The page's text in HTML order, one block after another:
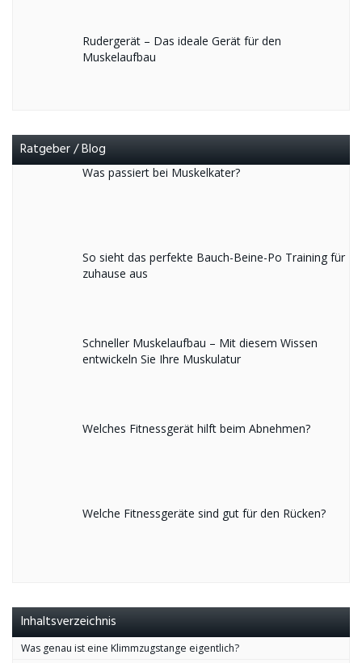
Rudergerät – Das ideale Gerät für den
Muskelaufbau
Ratgeber / Blog
Was passiert bei Muskelkater?
So sieht das perfekte Bauch-Beine-Po Training für
zuhause aus
Schneller Muskelaufbau – Mit diesem Wissen
entwickeln Sie Ihre Muskulatur
Welches Fitnessgerät hilft beim Abnehmen?
Welche Fitnessgeräte sind gut für den Rücken?
Inhaltsverzeichnis
Was genau ist eine Klimmzugstange eigentlich?